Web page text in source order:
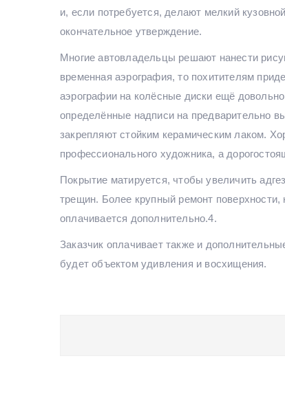
и, если потребуется, делают мелкий
окончательное утверждение.
Многие автовладельцы решают нанести
временная аэрография, то похитителям
аэрографии на колёсные диски ещё
определённые надписи на предварительно
закрепляют стойким керамическим лаком.
профессионального художника, а
Покрытие матируется, чтобы увеличить
трещин. Более крупный ремонт поверхности,
оплачивается дополнительно.4.
Заказчик оплачивает также и
будет объектом удивления и восхищения.